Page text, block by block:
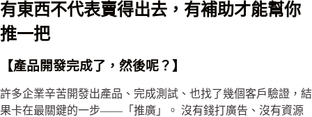
有東西不代表賣得出去，有補助才能幫你
推一把
【產品開發完成了，然後呢？】
許多企業辛苦開發出產品、完成測試、也找了幾個客戶驗證，結
果卡在最關鍵的一步——「推廣」。 沒有錢打廣告、沒有資源